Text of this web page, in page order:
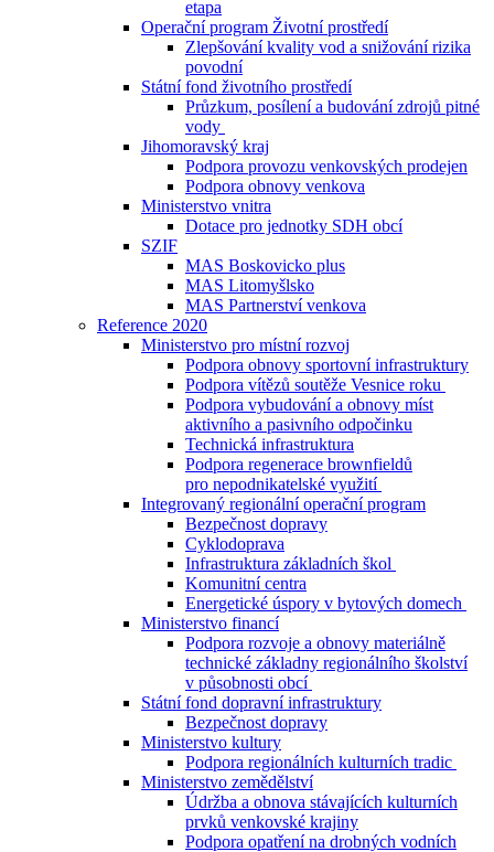
etapa
Operační program Životní prostředí
Zlepšování kvality vod a snižování rizika
povodní
Státní fond životního prostředí
Průzkum, posílení a budování zdrojů pitné
vody
Jihomoravský kraj
Podpora provozu venkovských prodejen
Podpora obnovy venkova
Ministerstvo vnitra
Dotace pro jednotky SDH obcí
SZIF
MAS Boskovicko plus
MAS Litomyšlsko
MAS Partnerství venkova
Reference 2020
Ministerstvo pro místní rozvoj
Podpora obnovy sportovní infrastruktury
Podpora vítězů soutěže Vesnice roku
Podpora vybudování a obnovy míst
aktivního a pasivního odpočinku
Technická infrastruktura
Podpora regenerace brownfieldů
pro nepodnikatelské využití
Integrovaný regionální operační program
Bezpečnost dopravy
Cyklodoprava
Infrastruktura základních škol
Komunitní centra
Energetické úspory v bytových domech
Ministerstvo financí
Podpora rozvoje a obnovy materiálně
technické základny regionálního školství
v působnosti obcí
Státní fond dopravní infrastruktury
Bezpečnost dopravy
Ministerstvo kultury
Podpora regionálních kulturních tradic
Ministerstvo zemědělství
Údržba a obnova stávajících kulturních
prvků venkovské krajiny
Podpora opatření na drobných vodních